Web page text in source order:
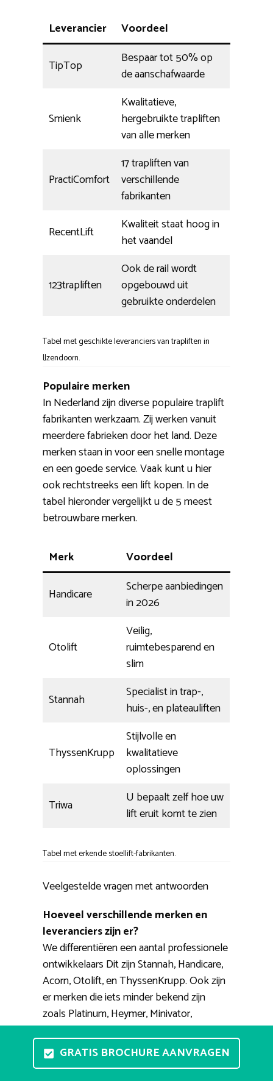
Leverancier Voordeel
TipTop
Bespaar tot 50% op
de aanschafwaarde
Smienk
Kwalitatieve,
hergebruikte trapliften
van alle merken
PractiComfort
17 trapliften van
verschillende
fabrikanten
RecentLift
Kwaliteit staat hoog in
het vaandel
123trapliften
Ook de rail wordt
opgebouwd uit
gebruikte onderdelen
Tabel met geschikte leveranciers van trapliften in
IJzendoorn.
Populaire merken
In Nederland zijn diverse populaire traplift
fabrikanten werkzaam. Zij werken vanuit
meerdere fabrieken door het land. Deze
merken staan in voor een snelle montage
en een goede service. Vaak kunt u hier
ook rechtstreeks een lift kopen. In de
tabel hieronder vergelijkt u de 5 meest
betrouwbare merken.
Merk Voordeel
Handicare
Scherpe aanbiedingen
in 2026
Otolift
Veilig,
ruimtebesparend en
slim
Stannah
Specialist in trap-,
huis-, en plateauliften
ThyssenKrupp
Stijlvolle en
kwalitatieve
oplossingen
Triwa
U bepaalt zelf hoe uw
lift eruit komt te zien
Tabel met erkende stoellift-fabrikanten.
Veelgestelde vragen met antwoorden
Hoeveel verschillende merken en
leveranciers zijn er?
We differentiëren een aantal professionele
ontwikkelaars Dit zijn Stannah, Handicare,
Acorn, Otolift, en ThyssenKrupp. Ook zijn
er merken die iets minder bekend zijn
zoals Platinum, Heymer, Minivator,
Extrema, Strobbe. Gerenommeerde
aanbieders van eerdergenoemde merken
zijn 123traplift, RecentLift, Smienk,
GRATIS BROCHURE AANVRAGEN